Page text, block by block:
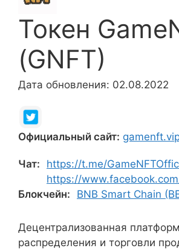
Токен
(GNFT)
Дата обновления: 02.08.2022
Официальный сайт:
Чат: https://t.me/
https://
Блокчейн:
BNB Smart Chain
Децентрализованная
распределения и торговли